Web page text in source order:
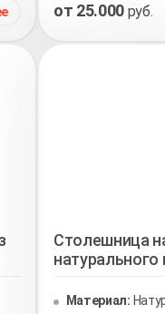
от 25.000 руб.
Столешница
натурального
Материал: